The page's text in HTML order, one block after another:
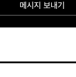
메시지 보내기